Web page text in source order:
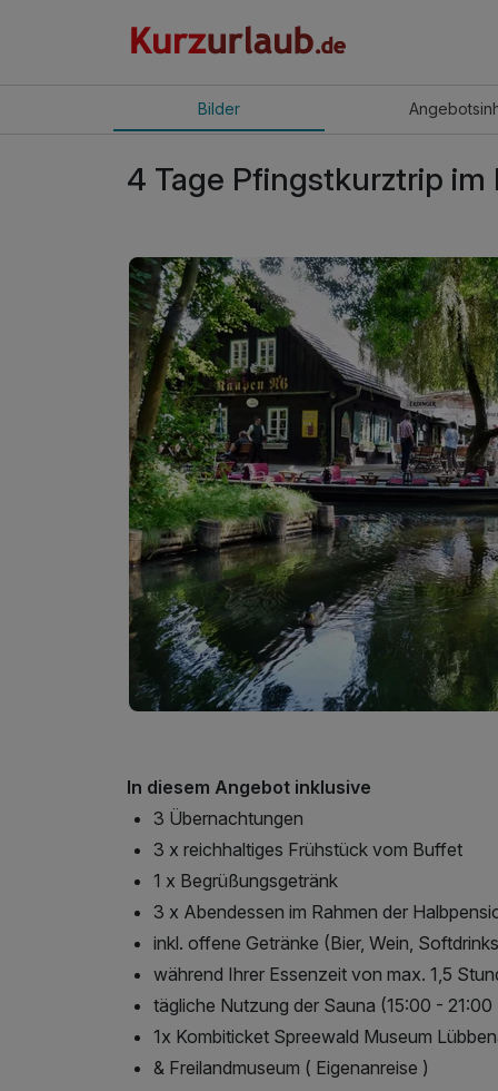
Bilder Angebot
4 Tage Pfingstkurztrip
In diesem Angebot inklusive
3 Übernachtungen
3 x reichhaltiges Frühstück vom Buffet
1 x Begrüßungsgetränk
3 x Abendessen im Rahmen der
inkl. offene Getränke (Bier, Wein,
während Ihrer Essenzeit von max. 1,5
tägliche Nutzung der Sauna (15:00 - 21:00
1x Kombiticket Spreewald Museum
& Freilandmuseum ( Eigenanreise )